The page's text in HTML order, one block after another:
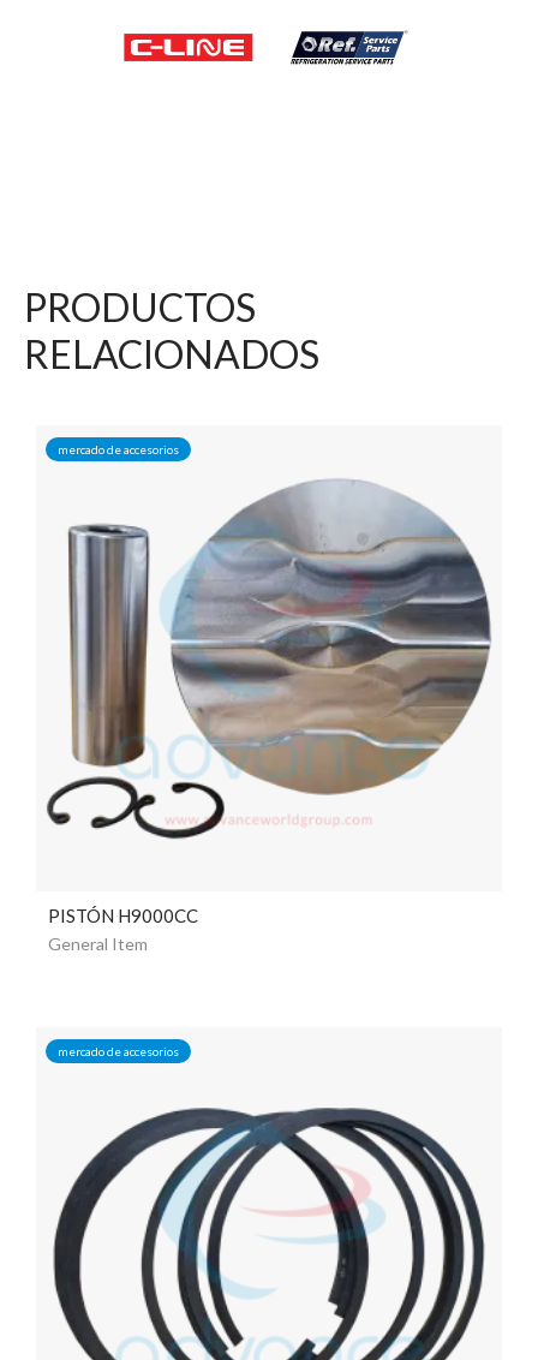
PRODUCTOS
RELACIONADOS
mercado de accesorios
PISTÓN H9000CC
General Item
mercado de accesorios